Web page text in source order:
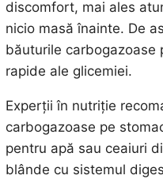
discomfort, mai ales
nicio masă înainte. De
băuturile carbogazoase
rapide ale glicemiei.
Experții în nutriție
carbogazoase pe
pentru apă sau ceaiuri
blânde cu sistemul